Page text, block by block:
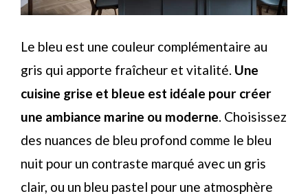
Le bleu est une couleur complémentaire au
gris qui apporte fraîcheur et vitalité. Une
cuisine grise et bleue est idéale pour créer
une ambiance marine ou moderne . Choisissez
des nuances de bleu profond comme le bleu
nuit pour un contraste marqué avec un gris
clair, ou un bleu pastel pour une atmosphère